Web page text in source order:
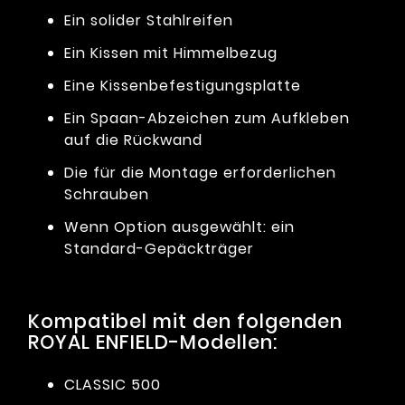
Ein solider Stahlreifen
Ein Kissen mit Himmelbezug
Eine Kissenbefestigungsplatte
Ein Spaan-Abzeichen zum Aufkleben
auf die Rückwand
Die für die Montage erforderlichen
Schrauben
Wenn Option ausgewählt: ein
Standard-Gepäckträger
Kompatibel mit den folgenden
ROYAL ENFIELD-Modellen:
CLASSIC 500